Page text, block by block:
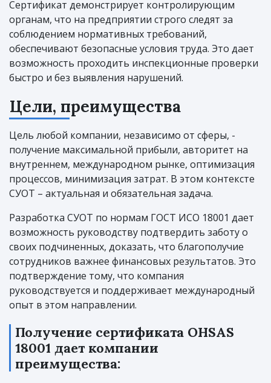
Сертификат демонстрирует контролирующим
органам, что на предприятии строго следят за
соблюдением нормативных требований,
обеспечивают безопасные условия труда. Это дает
возможность проходить инспекционные проверки
быстро и без выявления нарушений.
Цели, преимущества
Цель любой компании, независимо от сферы, -
получение максимальной прибыли, авторитет на
внутреннем, международном рынке, оптимизация
процессов, минимизация затрат. В этом контексте
СУОТ – актуальная и обязательная задача.
Разработка СУОТ по нормам ГОСТ ИСО 18001 дает
возможность руководству подтвердить заботу о
своих подчиненных, доказать, что благополучие
сотрудников важнее финансовых результатов. Это
подтверждение тому, что компания
руководствуется и поддерживает международный
опыт в этом направлении.
Получение сертификата OHSAS
18001 дает компании
преимущества: